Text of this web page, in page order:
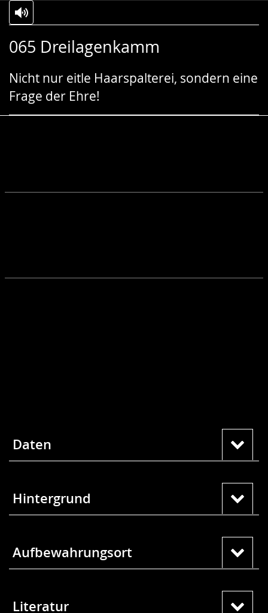
065 Dreilagenkamm
Nicht nur eitle Haarspalterei, sondern eine
Frage der Ehre!
Leichten
wechseln.
Audio-
Video
Deutscher
Gebärdensprache
wird
Daten
Hintergrund
Aufbewahrungsort
Literatur